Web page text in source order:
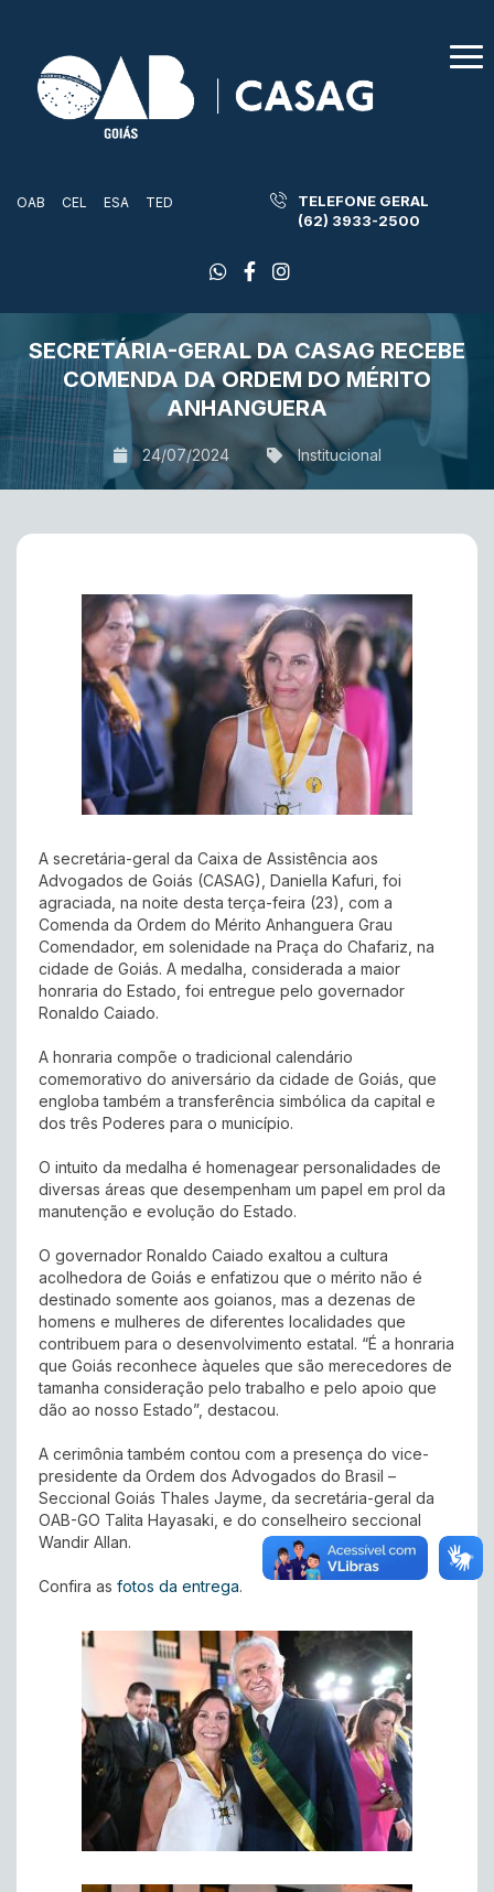
OAB CEL ESA TED
TELEFONE GERAL
(62) 3933-2500
SECRETÁRIA-GERAL DA CASAG RECEBE
COMENDA DA ORDEM DO MÉRITO
ANHANGUERA
24/07/2024 Institucional
A secretária-geral da Caixa de Assistência aos
Advogados de Goiás (CASAG), Daniella Kafuri, foi
agraciada, na noite desta terça-feira (23), com a
Comenda da Ordem do Mérito Anhanguera Grau
Comendador, em solenidade na Praça do Chafariz, na
cidade de Goiás. A medalha, considerada a maior
honraria do Estado, foi entregue pelo governador
Ronaldo Caiado.
A honraria compõe o tradicional calendário
comemorativo do aniversário da cidade de Goiás, que
engloba também a transferência simbólica da capital e
dos três Poderes para o município.
O intuito da medalha é homenagear personalidades de
diversas áreas que desempenham um papel em prol da
manutenção e evolução do Estado.
O governador Ronaldo Caiado exaltou a cultura
acolhedora de Goiás e enfatizou que o mérito não é
destinado somente aos goianos, mas a dezenas de
homens e mulheres de diferentes localidades que
contribuem para o desenvolvimento estatal. “É a honraria
que Goiás reconhece àqueles que são merecedores de
tamanha consideração pelo trabalho e pelo apoio que
dão ao nosso Estado”, destacou.
A cerimônia também contou com a presença do vice-
presidente da Ordem dos Advogados do Brasil –
Seccional Goiás Thales Jayme, da secretária-geral da
OAB-GO Talita Hayasaki, e do conselheiro seccional
Wandir Allan.
Confira as fotos da entrega.